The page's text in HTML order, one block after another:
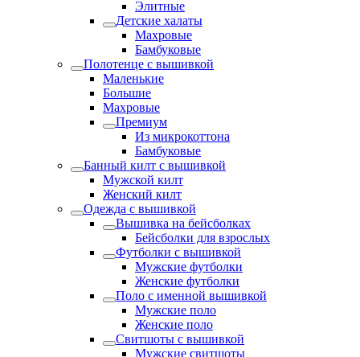
Элитные
Детские халаты
Махровые
Бамбуковые
Полотенце с вышивкой
Маленькие
Большие
Махровые
Премиум
Из микрокоттона
Бамбуковые
Банный килт с вышивкой
Мужской килт
Женский килт
Одежда с вышивкой
Вышивка на бейсболках
Бейсболки для взрослых
Футболки с вышивкой
Мужские футболки
Женские футболки
Поло с именной вышивкой
Мужские поло
Женские поло
Свитшоты с вышивкой
Мужские свитшоты